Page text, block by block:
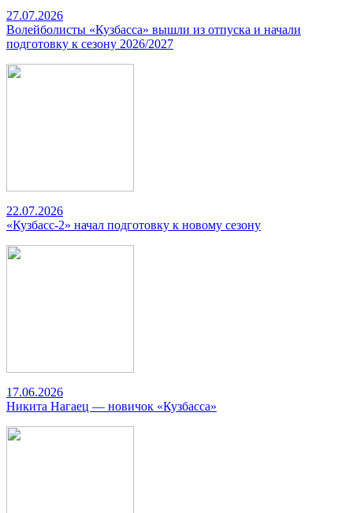
27.07.2026
Волейболисты «Кузбасса» вышли из отпуска и начали
подготовку к сезону 2026/2027
22.07.2026
«Кузбасс-2» начал подготовку к новому сезону
17.06.2026
Никита Нагаец — новичок «Кузбасса»